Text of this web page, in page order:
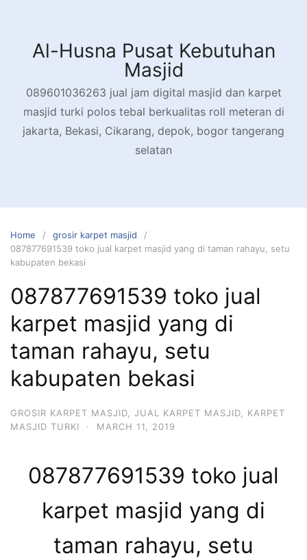
contentAl-Husna Pusat Kebutuhan
Masjid
089601036263 jual jam digital masjid dan karpet
masjid turki polos tebal berkualitas roll meteran di
jakarta, Bekasi, Cikarang, depok, bogor tangerang
selatan
Home
grosir karpet masjid
087877691539 toko jual karpet masjid yang di taman rahayu, setu
kabupaten bekasi
087877691539 toko jual
karpet masjid yang di
taman rahayu, setu
kabupaten bekasi
GROSIR KARPET MASJID JUAL KARPET MASJID
KARPET
MASJID TURKI
· MARCH 11, 2019
087877691539 toko jual
karpet masjid yang di
taman rahayu, setu